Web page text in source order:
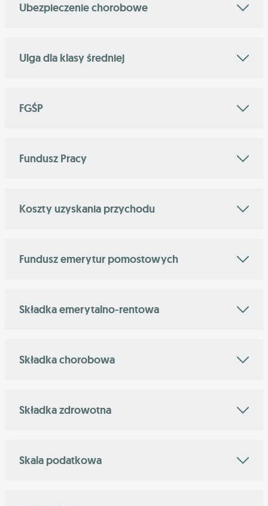
Ubezpieczenie chorobowe
Ulga dla klasy średniej
FGŚP
Fundusz Pracy
Koszty uzyskania przychodu
Fundusz emerytur pomostowych
Składka emerytalno-rentowa
Składka chorobowa
Składka zdrowotna
Skala podatkowa